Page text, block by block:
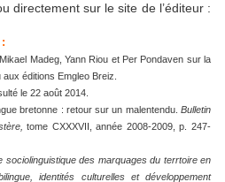
directement sur le site de l’éditeur :
Madeg, Yann Riou et Per Pondaven sur la
éditions Emgleo Breiz.
le 22 août 2014.
bretonne : retour sur un malentendu. Bulletin
tome CXXXVII, année 2008-2009, p. 247-
sociolinguistique des marquages du terrtoire en
identités culturelles et développement